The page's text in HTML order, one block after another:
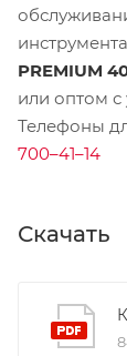
PREMIUM
или оптом с
Телефоны
700–41–14
Скачать